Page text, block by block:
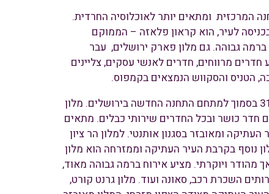
המרכזית ומתאים יותר לאוכלוסיה החרדית.
לעיר, הוא קראון פלאזה – הממוקם
גבוהה. גם מלון פארק ירושלים, עבר
מרווחים, חדרים לאנשי עסקים, צליינים
הטניס והסקווש הנמצאים בקמפוס.
בקרבת העיר העתיקה, ישנם מספר מלונות, ביניהם, מלון הבוטיק דן, ברח' דרך חברון 31 בסמוך למתחם התחנה החדשה בירושלים. מלון
חדר כושר ובכל החדרים שירותי כבלים. מתאים
ומאובזר בסגנון אותנטי. למלון הר ציון
נוסף בקרבת העיר העתיקה וממזרחה הוא מלון
ומעוצב ברשמיות, אך מהודר ויוקרתי. מציע אירוח ברמה גבוהה מאוד,
השכרת רכב, סאונה ועוד. מלון גרנט קורט,